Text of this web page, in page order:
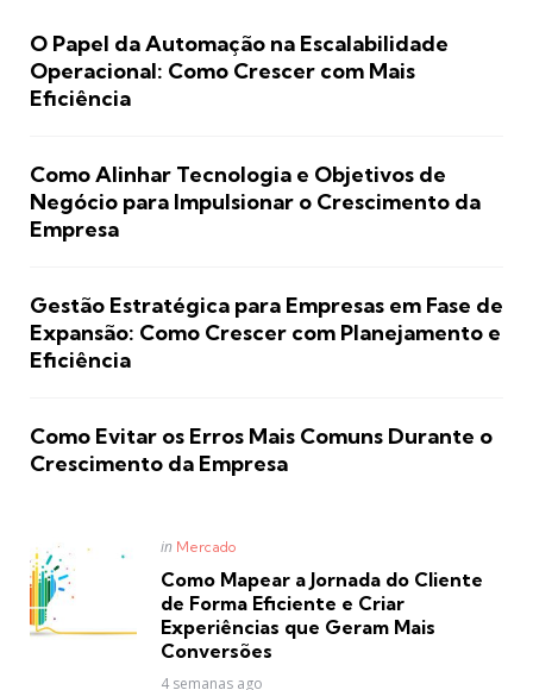
O Papel da Automação na Escalabilidade
Operacional: Como Crescer com Mais
Eficiência
Como Alinhar Tecnologia e Objetivos de
Negócio para Impulsionar o Crescimento da
Empresa
Gestão Estratégica para Empresas em Fase de
Expansão: Como Crescer com Planejamento e
Eficiência
Como Evitar os Erros Mais Comuns Durante o
Crescimento da Empresa
Posted
in Mercado
Como Mapear a Jornada do Cliente
de Forma Eficiente e Criar
Experiências que Geram Mais
Conversões
4 semanas ago